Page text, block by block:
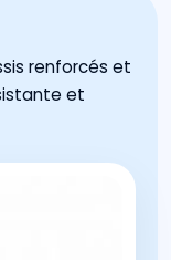
renforcés et
et